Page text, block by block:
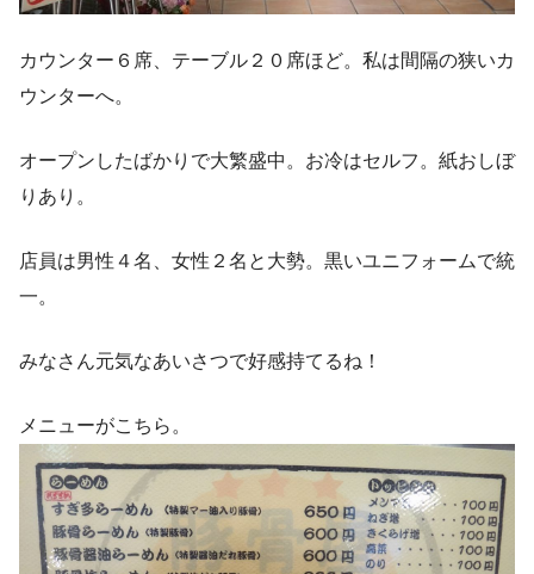
カウンター６席、テーブル２０席ほど。私は間隔の狭いカ
ウンターへ。
オープンしたばかりで大繁盛中。お冷はセルフ。紙おしぼ
りあり。
店員は男性４名、女性２名と大勢。黒いユニフォームで統
一。
みなさん元気なあいさつで好感持てるね！
メニューがこちら。